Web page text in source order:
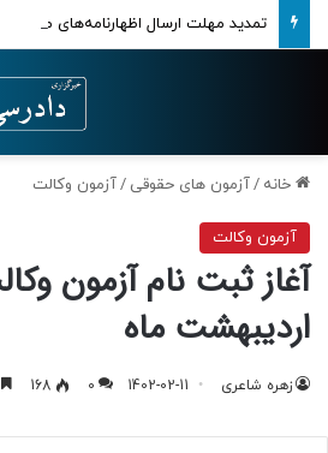
تمدید مهلت ارسال اظهارنامه‌های مالیاتی تا
خانه /آزمون های حقوقی /آزمون وکالت
آزمون وکالت
اردیبهشت ماه
زهره شاعری 1402-02-11
0
168